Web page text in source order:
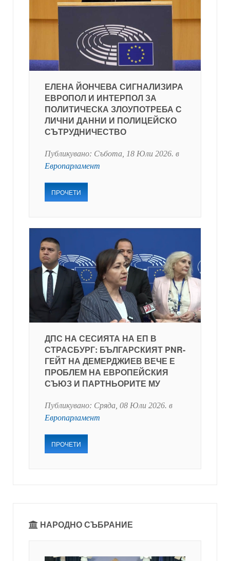
ЕЛЕНА ЙОНЧЕВА СИГНАЛИЗИРА
ЕВРОПОЛ И ИНТЕРПОЛ ЗА
ПОЛИТИЧЕСКА ЗЛОУПОТРЕБА С
ЛИЧНИ ДАННИ И ПОЛИЦЕЙСКО
СЪТРУДНИЧЕСТВО
Публикувано: Събота, 18 Юли 2026. в
Европарламент
ПРОЧЕТИ
ДПС НА СЕСИЯТА НА ЕП В
СТРАСБУРГ: БЪЛГАРСКИЯТ PNR-
ГЕЙТ НА ДЕМЕРДЖИЕВ ВЕЧЕ Е
ПРОБЛЕМ НА ЕВРОПЕЙСКИЯ
СЪЮЗ И ПАРТНЬОРИТЕ МУ
Публикувано: Сряда, 08 Юли 2026. в
Европарламент
ПРОЧЕТИ
НАРОДНО СЪБРАНИЕ